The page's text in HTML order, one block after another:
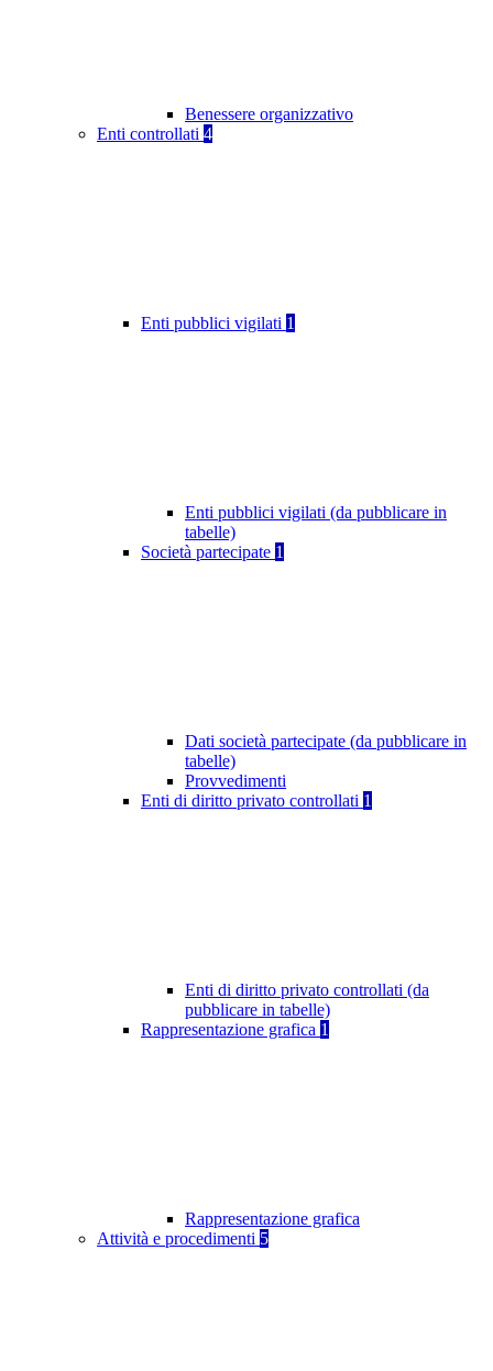
Benessere organizzativo
Enti controllati 4
Enti pubblici vigilati 1
Enti pubblici vigilati (da pubblicare in
tabelle)
Società partecipate 1
Dati società partecipate (da pubblicare in
tabelle)
Provvedimenti
Enti di diritto privato controllati 1
Enti di diritto privato controllati (da
pubblicare in tabelle)
Rappresentazione grafica 1
Rappresentazione grafica
Attività e procedimenti 5